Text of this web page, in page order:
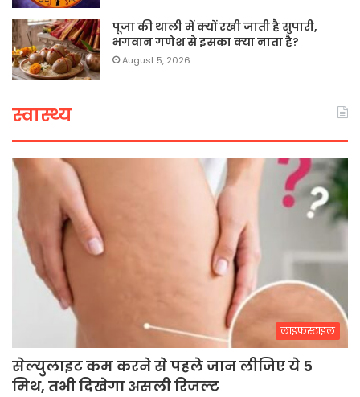
पूजा की थाली में क्यों रखी जाती है सुपारी,
भगवान गणेश से इसका क्या नाता है?
August 5, 2026
स्वास्थ्य
लाइफस्टाइल
सेल्युलाइट कम करने से पहले जान लीजिए ये 5
मिथ, तभी दिखेगा असली रिजल्ट